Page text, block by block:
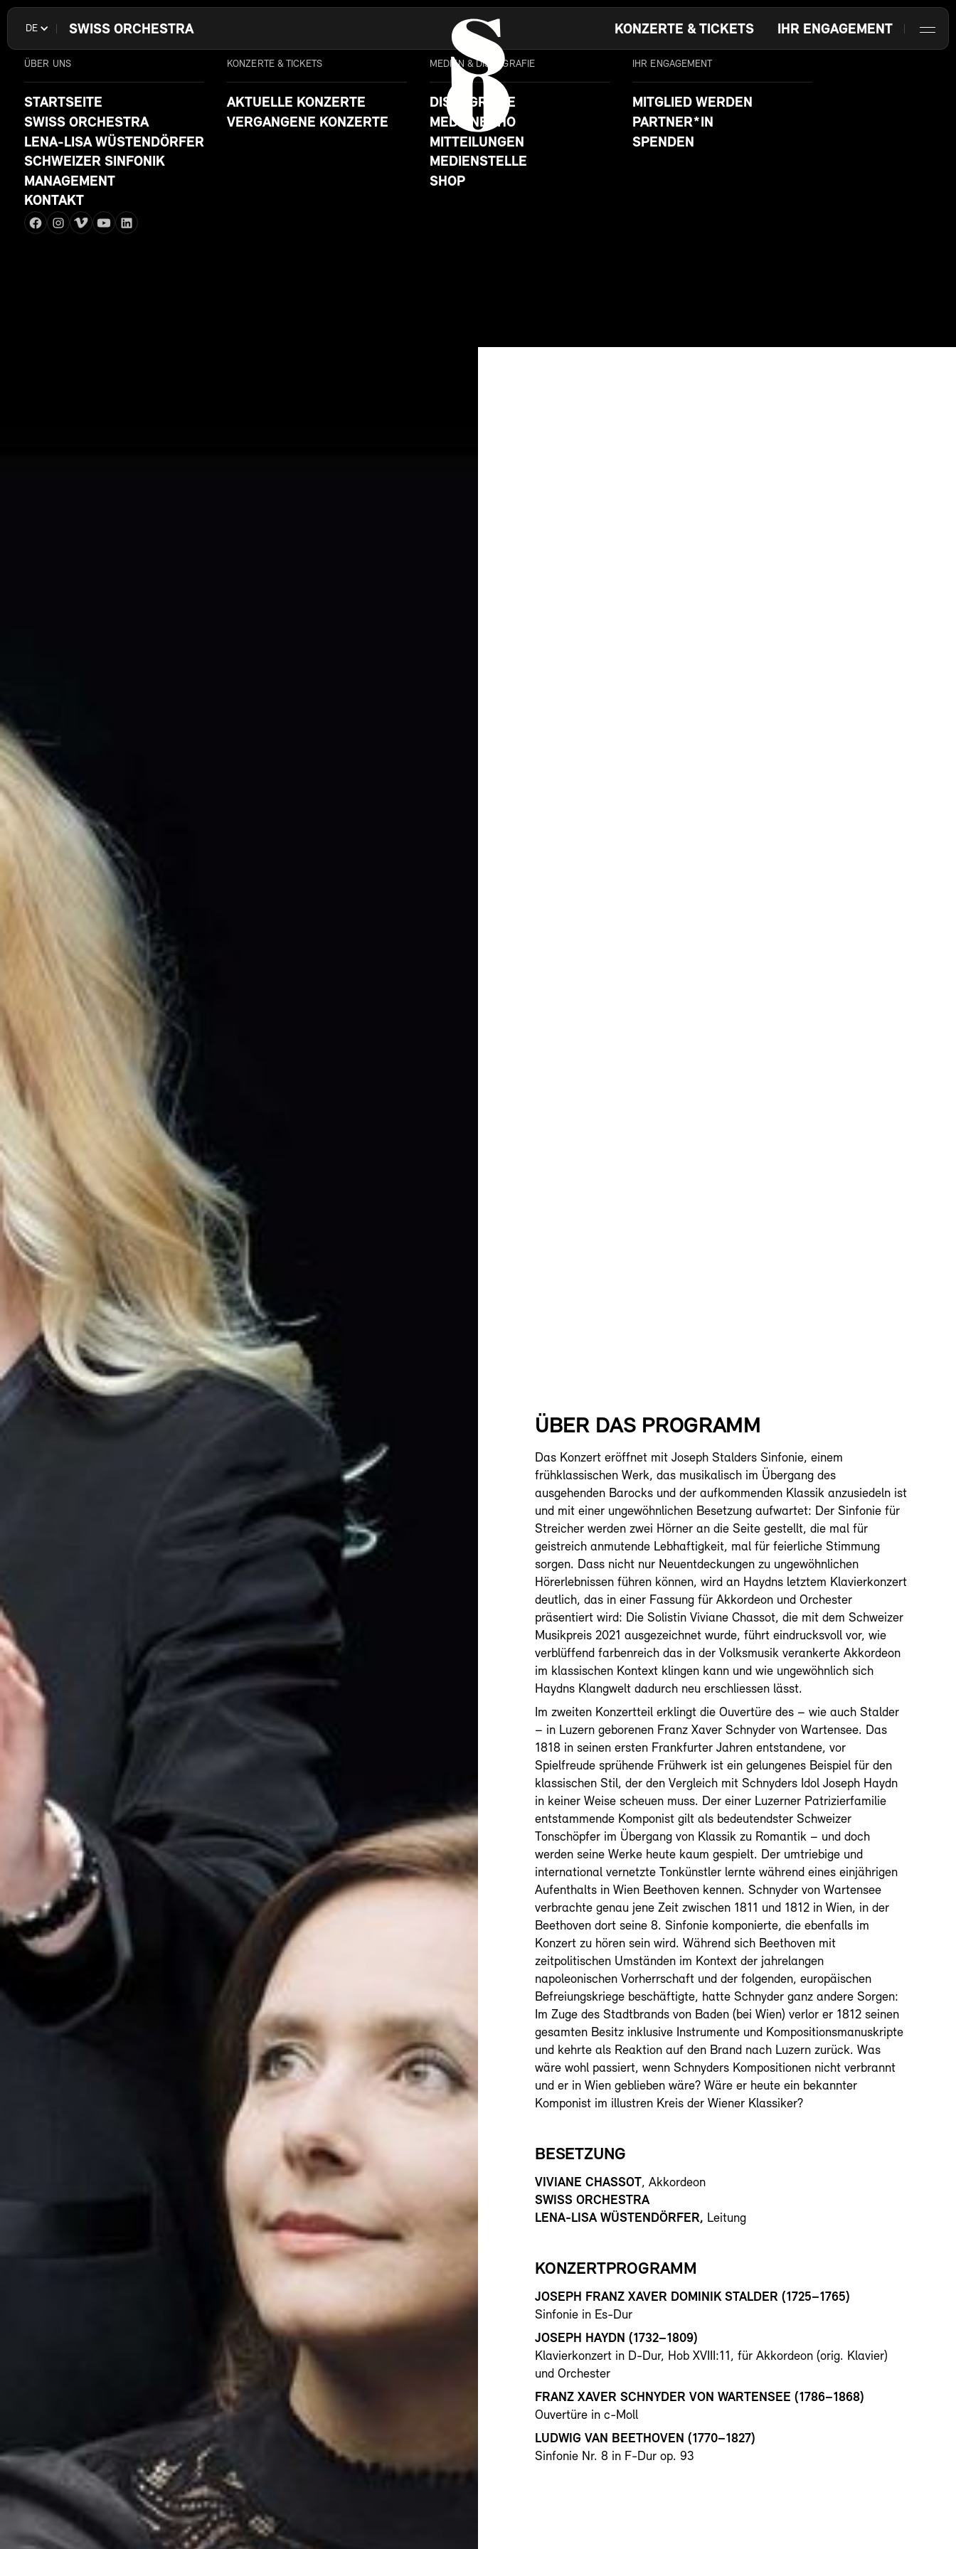
DE SWISS ORCHESTRA KONZERTE & TICKETS IHR ENGAGEMENT
ÜBER UNS
STARTSEITE
SWISS ORCHESTRA
LENA-LISA WÜSTENDÖRFER
SCHWEIZER SINFONIK
MANAGEMENT
KONTAKT
KONZERTE & TICKETS
AKTUELLE KONZERTE
VERGANGENE KONZERTE
MEDIEN & DISKOGRAFIE
DISKOGRAFIE
MEDIENECHO
MITTEILUNGEN
MEDIENSTELLE
SHOP
IHR ENGAGEMENT
MITGLIED WERDEN
PARTNER*IN
SPENDEN
ÜBER DAS PROGRAMM
Das Konzert eröffnet mit Joseph Stalders Sinfonie, einem
frühklassischen Werk, das musikalisch im Übergang des
ausgehenden Barocks und der aufkommenden Klassik anzusiedeln ist
und mit einer ungewöhnlichen Besetzung aufwartet: Der Sinfonie für
Streicher werden zwei Hörner an die Seite gestellt, die mal für
geistreich anmutende Lebhaftigkeit, mal für feierliche Stimmung
sorgen. Dass nicht nur Neuentdeckungen zu ungewöhnlichen
Hörerlebnissen führen können, wird an Haydns letztem Klavierkonzert
deutlich, das in einer Fassung für Akkordeon und Orchester
präsentiert wird: Die Solistin Viviane Chassot, die mit dem Schweizer
Musikpreis 2021 ausgezeichnet wurde, führt eindrucksvoll vor, wie
verblüffend farbenreich das in der Volksmusik verankerte Akkordeon
im klassischen Kontext klingen kann und wie ungewöhnlich sich
Haydns Klangwelt dadurch neu erschliessen lässt.
Im zweiten Konzertteil erklingt die Ouvertüre des – wie auch Stalder
– in Luzern geborenen Franz Xaver Schnyder von Wartensee. Das
1818 in seinen ersten Frankfurter Jahren entstandene, vor
Spielfreude sprühende Frühwerk ist ein gelungenes Beispiel für den
klassischen Stil, der den Vergleich mit Schnyders Idol Joseph Haydn
in keiner Weise scheuen muss. Der einer Luzerner Patrizierfamilie
entstammende Komponist gilt als bedeutendster Schweizer
Tonschöpfer im Übergang von Klassik zu Romantik – und doch
werden seine Werke heute kaum gespielt. Der umtriebige und
international vernetzte Tonkünstler lernte während eines einjährigen
Aufenthalts in Wien Beethoven kennen. Schnyder von Wartensee
verbrachte genau jene Zeit zwischen 1811 und 1812 in Wien, in der
Beethoven dort seine 8. Sinfonie komponierte, die ebenfalls im
Konzert zu hören sein wird. Während sich Beethoven mit
zeitpolitischen Umständen im Kontext der jahrelangen
napoleonischen Vorherrschaft und der folgenden, europäischen
Befreiungskriege beschäftigte, hatte Schnyder ganz andere Sorgen:
Im Zuge des Stadtbrands von Baden (bei Wien) verlor er 1812 seinen
gesamten Besitz inklusive Instrumente und Kompositionsmanuskripte
und kehrte als Reaktion auf den Brand nach Luzern zurück. Was
wäre wohl passiert, wenn Schnyders Kompositionen nicht verbrannt
und er in Wien geblieben wäre? Wäre er heute ein bekannter
Komponist im illustren Kreis der Wiener Klassiker?
BESETZUNG
VIVIANE CHASSOT, Akkordeon
SWISS ORCHESTRA
LENA-LISA WÜSTENDÖRFER, Leitung
KONZERTPROGRAMM
JOSEPH FRANZ XAVER DOMINIK STALDER (1725–1765)
Sinfonie in Es-Dur
JOSEPH HAYDN (1732–1809)
Klavierkonzert in D-Dur, Hob XVIII:11, für Akkordeon (orig. Klavier)
und Orchester
FRANZ XAVER SCHNYDER VON WARTENSEE (1786–1868)
Ouvertüre in c-Moll
LUDWIG VAN BEETHOVEN (1770–1827)
Sinfonie Nr. 8 in F-Dur op. 93